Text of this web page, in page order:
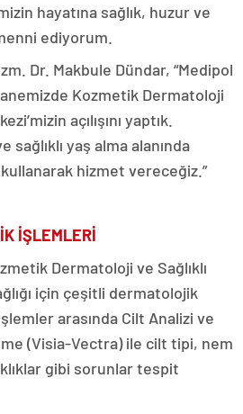
hayatına sağlık, huzur ve
ediyorum.
Dr. Makbule Dündar, “Medipol
Kozmetik Dermatoloji
açılışını yaptık.
sağlıklı yaş alma alanında
hizmet vereceğiz.”
İŞLEMLERİ
Dermatoloji ve Sağlıklı
için çeşitli dermatolojik
arasında Cilt Analizi ve
(Visia-Vectra) ile cilt tipi, nem
gibi sorunlar tespit